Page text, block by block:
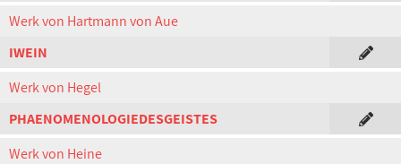
Werk von Hartmann von Aue
IWEIN
Werk von Hegel
PHAENOMENOLOGIEDESGEISTES
Werk von Heine